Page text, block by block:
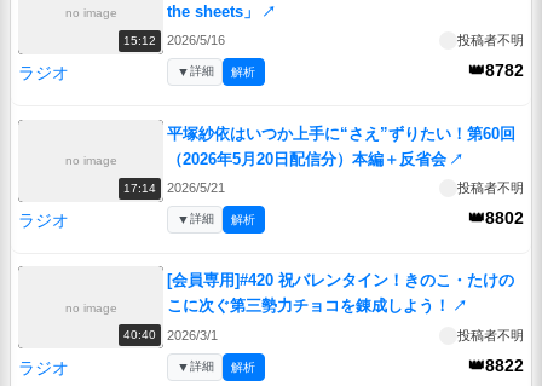
no image
15:12
the sheets」
↗
2026/5/16 投稿者不明
ラジオ 👑8782
▼詳細 解析
no image
17:14
平塚紗依はいつか上手に“さえ”ずりたい！第60回
（2026年5月20日配信分）本編＋反省会 ↗
2026/5/21 投稿者不明
ラジオ 👑8802
▼詳細 解析
no image
40:40
[会員専用]#420 祝バレンタイン！きのこ・たけの
こに次ぐ第三勢力チョコを錬成しよう！
↗
2026/3/1 投稿者不明
ラジオ 👑8822
▼詳細 解析